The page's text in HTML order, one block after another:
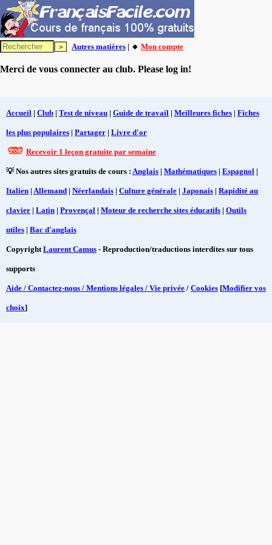
Autres matières | 🔸 Mon compte
Merci de vous connecter au club. Please log in!
Accueil | Club | Test de niveau | Guide de travail | Meilleures fiches | Fiches
les plus populaires | Partager | Livre d'or
Recevoir 1 leçon gratuite par semaine
💡 Nos autres sites gratuits de cours : Anglais | Mathématiques | Espagnol |
Italien | Allemand | Néerlandais | Culture générale | Japonais | Rapidité au
clavier | Latin | Provençal | Moteur de recherche sites éducatifs | Outils
utiles | Bac d'anglais
CopyrightLaurent Camus - Reproduction/traductions interdites sur tous
supports
Aide / Contactez-nous / Mentions légales / Vie privée / Cookies [Modifier vos
choix]